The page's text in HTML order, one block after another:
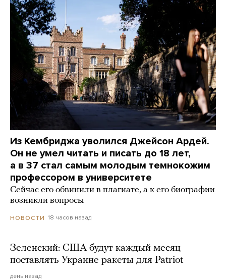
Из Кембриджа уволился Джейсон Ардей.
Он не умел читать и писать до 18 лет,
а в 37 стал самым молодым темнокожим
профессором в университете
Сейчас его обвинили в плагиате, а к его биографии
возникли вопросы
НОВОСТИ 18 часов назад
Зеленский: США будут каждый месяц
поставлять Украине ракеты для Patriot
день назад